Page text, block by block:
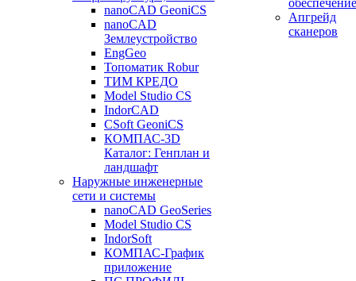
nanoCAD GeoniCS
nanoCAD
Землеустройство
EngGeo
Топоматик Robur
ТИМ КРЕДО
Model Studio CS
IndorCAD
CSoft GeoniCS
КОМПАС-3D
Каталог: Генплан и
ландшафт
Наружные инженерные
сети и системы
nanoCAD GeoSeries
Model Studio CS
IndorSoft
КОМПАС-График
приложение
обеспечение
Апгрейд
сканеров